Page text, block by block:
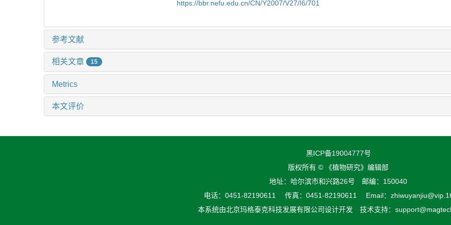
https://bbr.nefu.edu.cn/CN/Y2007/V27/I6/701
参考文献
相关文章 15
Metrics
本文评价
黑ICP备19004777号
版权所有 © 《植物研究》编辑部
地址：哈尔滨市和兴路26号 邮编：150040
电话：0451-82190611 传真：0451-82190611 Email：
本系统由北京玛格泰克科技发展有限公司设计开发 技术支持：